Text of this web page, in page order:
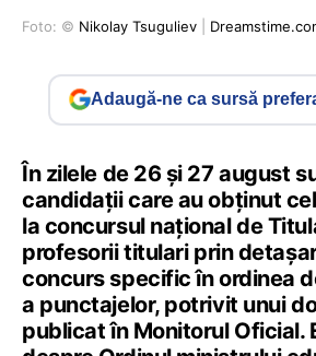
Foto: © Nikolay Tsuguliev
Adaugă-ne ca sursă
În zilele de 26 și 27 august
candidații care au obținut
la concursul național de
profesorii titulari prin
concurs specific în ordinea
a punctajelor, potrivit unui
publicat în Monitorul Oficial.